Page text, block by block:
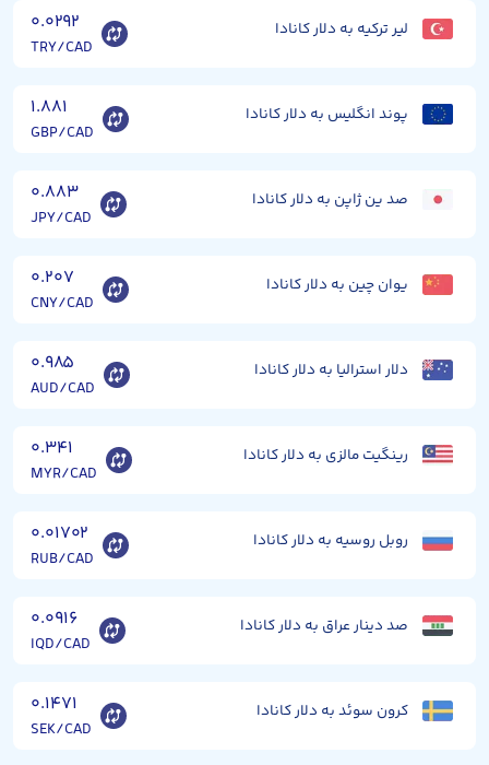
لیر ترکیه به دلار کانادا ۰.۰۲۹۲
TRY/CAD
پوند انگلیس به دلار کانادا ۱.۸۸۱
GBP/CAD
صد ین ژاپن به دلار کانادا ۰.۸۸۳
JPY/CAD
یوان چین به دلار کانادا ۰.۲۰۷
CNY/CAD
دلار استرالیا به دلار کانادا ۰.۹۸۵
AUD/CAD
رینگیت مالزی به دلار کانادا ۰.۳۴۱
MYR/CAD
روبل روسیه به دلار کانادا ۰.۰۱۷۰۲
RUB/CAD
صد دینار عراق به دلار کانادا ۰.۰۹۱۶
IQD/CAD
کرون سوئد به دلار کانادا ۰.۱۴۷۱
SEK/CAD